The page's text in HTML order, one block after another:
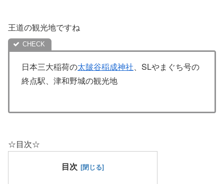
王道の観光地ですね
日本三大稲荷の太皷谷稲成神社、SLやまぐち号の
終点駅、津和野城の観光地
☆目次☆
目次